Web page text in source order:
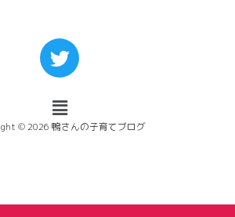
© 2026 鴨さんの子育てブログ